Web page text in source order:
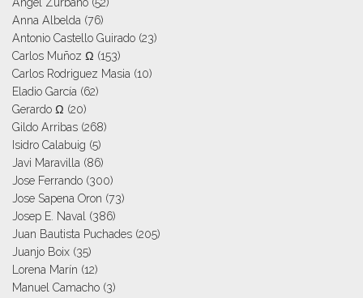
Anna Albelda (76)
Antonio Castello Guirado (23)
Carlos Muñoz Ω (153)
Carlos Rodriguez Masia (10)
Eladio García (62)
Gerardo Ω (20)
Gildo Arribas (268)
Isidro Calabuig (5)
Javi Maravilla (86)
Jose Ferrando (300)
Jose Sapena Oron (73)
Josep E. Naval
(386)
Juan Bautista Puchades (205)
Juanjo Boix (35)
Lorena Marín (12)
Manuel Camacho (3)